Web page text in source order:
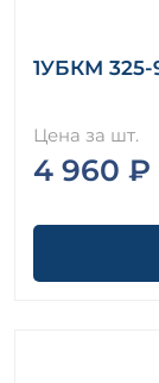
1УБКМ 325-
Цена за шт.
4 960 ₽